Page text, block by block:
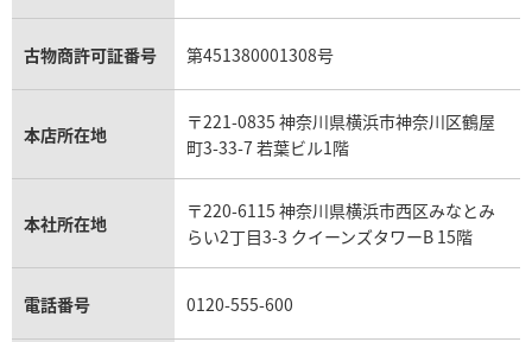
アクアマリン買取
オメガ買取
カルティエ買取
フランク ミュラー買取
リシャール・ミル買取
パネライ買取
チューダー（チュードル）買取
プラダ買取
モーブッサン買取
古物商許可証番号 第451380001308号
本店所在地
〒221-0835 神奈川県横浜市神奈川区鶴屋
町3-33-7 若葉ビル1階
本社所在地
〒220-6115 神奈川県横浜市西区みなとみ
らい2丁目3-3 クイーンズタワーB 15階
電話番号 0120-555-600